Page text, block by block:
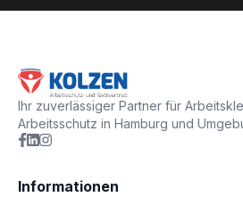
Ihr zuverlässiger Partner für
Arbeitsschutz in Hamburg und
Informationen